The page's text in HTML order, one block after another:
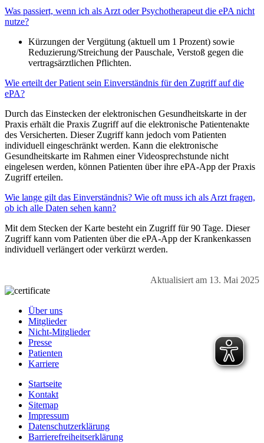
Was passiert, wenn ich als Arzt oder Psychotherapeut die ePA nicht
nutze?
Kürzungen der Vergütung (aktuell um 1 Prozent) sowie
Reduzierung/Streichung der Pauschale, Verstoß gegen die
vertragsärztlichen Pflichten.
Wie erteilt der Patient sein Einverständnis für den Zugriff auf die
ePA?
Durch das Einstecken der elektronischen Gesundheitskarte in der
Praxis erhält die Praxis Zugriff auf die elektronische Patientenakte
des Versicherten. Dieser Zugriff kann jedoch vom Patienten
individuell eingeschränkt werden. Kann die elektronische
Gesundheitskarte im Rahmen einer Videosprechstunde nicht
eingelesen werden, können Patienten über ihre ePA-App der Praxis
Zugriff erteilen.
Wie lange gilt das Einverständnis? Wie oft muss ich als Arzt fragen,
ob ich alle Daten sehen kann?
Mit dem Stecken der Karte besteht ein Zugriff für 90 Tage. Dieser
Zugriff kann vom Patienten über die ePA-App der Krankenkassen
individuell verlängert oder verkürzt werden.
Aktualisiert am 13. Mai 2025
Über uns
Mitglieder
Nicht-Mitglieder
Presse
Patienten
Karriere
Startseite
Kontakt
Sitemap
Impressum
Datenschutzerklärung
Barrierefreiheitserklärung